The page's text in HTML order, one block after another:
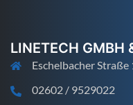
LINETECH GMBH
Eschelbacher
02602 / 9529022